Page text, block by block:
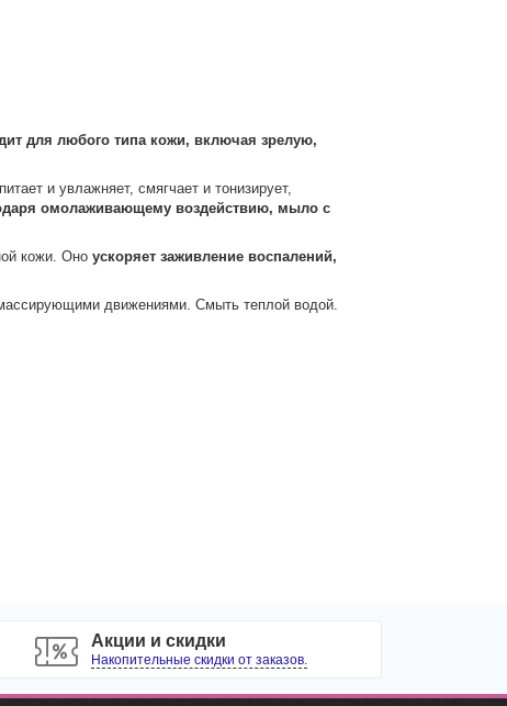
для любого типа кожи, включая зрелую,
и увлажняет, смягчает и тонизирует,
омолаживающему воздействию, мыло с
кожи. Оно ускоряет заживление воспалений,
движениями. Смыть теплой водой.
Акции и скидки
Накопительные скидки от заказов.